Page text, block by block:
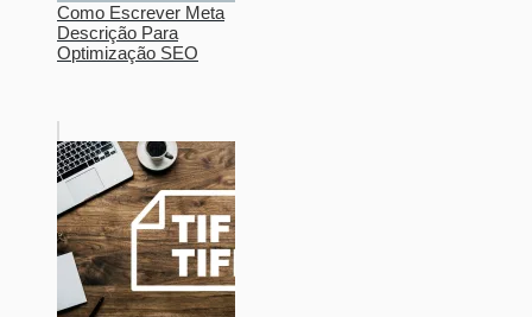
Como Escrever Meta
Descrição Para
Optimização SEO